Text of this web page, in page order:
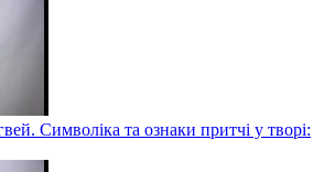
Символіка та ознаки притчі у творі: